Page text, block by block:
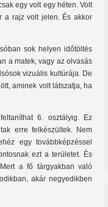
egy volt egy héten. Volt
a rajz volt jelen. És akkor
sok helyen időtöltés
a matek, vagy az olvasás
vizuális kultúrája. De
aminek volt látszatja, ha
6. osztályig. Ez
erre felkészültek. Nem
egy továbbképzéssel
ezt a területet. És
a fő tárgyakban való
akár negyedikben